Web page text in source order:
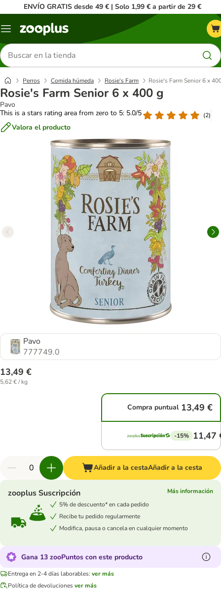
ENVÍO GRATIS desde 49 € | Solo 1,99 € a partir de 29 €
Menú
Buscar
productos
Perros Comida húmeda Rosie's Farm Rosie's Farm Senior 6 x
Rosie's Farm Senior 6 x 400 g
Pavo
This is a stars rating area from zero to 5: 5.0/5
(2)
Valora el producto
Pavo
777749.0
13,49 €
5,62 € / kg
Compra puntual 13,49 €
-15% 11,47
Añadir a la cestaAñadir a la cesta
zooplus Suscripción
Más información
5% de descuento* en cada pedido
Recibe tu pedido regularmente
Modifica, pausa o cancela en cualquier momento
Gana 13 zooPuntos con este producto
Entrega en 2-4 días laborables: ver más
Política de devolucionesver más